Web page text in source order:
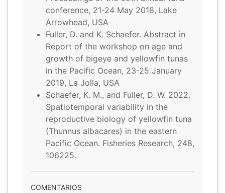
conference, 21-24 May 2018, Lake
Arrowhead, USA
Fuller, D. and K. Schaefer. Abstract in
Report of the workshop on age and
growth of bigeye and yellowfin tunas
in the Pacific Ocean, 23-25 January
2019, La Jolla, USA
Schaefer, K. M., and Fuller, D. W. 2022.
Spatiotemporal variability in the
reproductive biology of yellowfin tuna
(Thunnus albacares) in the eastern
Pacific Ocean. Fisheries Research, 248,
106225.
COMENTARIOS